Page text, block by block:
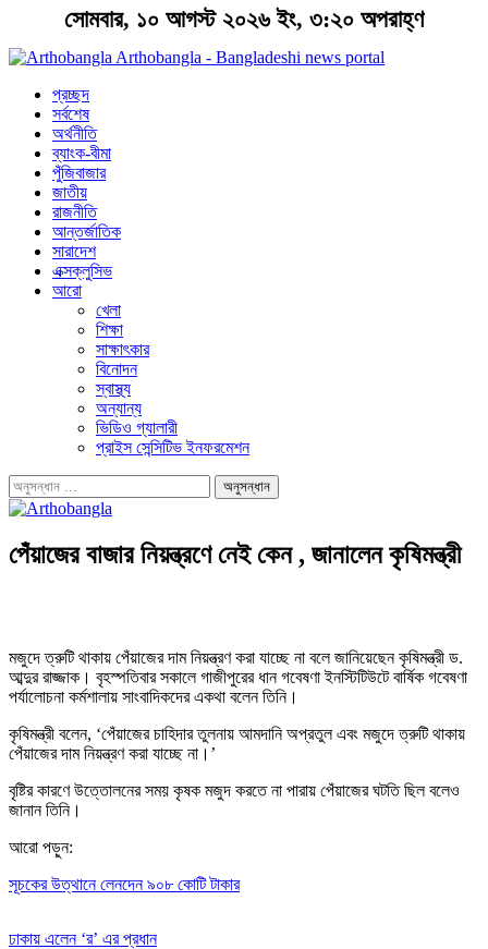
সোমবার, ১০ আগস্ট ২০২৬ ইং, ৩:২০ অপরাহ্ণ
Arthobangla - Bangladeshi news portal
প্রচ্ছদ
সর্বশেষ
অর্থনীতি
ব্যাংক-বীমা
পুঁজিবাজার
জাতীয়
রাজনীতি
আন্তর্জাতিক
সারাদেশ
এক্সক্লুসিভ
আরো
খেলা
শিক্ষা
সাক্ষাৎকার
বিনোদন
স্বাস্থ্য
অন্যান্য
ভিডিও গ্যালারী
প্রাইস সেন্সিটিভ ইনফরমেশন
পেঁয়াজের বাজার নিয়ন্ত্রণে নেই কেন , জানালেন কৃষিমন্ত্রী
মজুদে ত্রুটি থাকায় পেঁয়াজের দাম নিয়ন্ত্রণ করা যাচ্ছে না বলে জানিয়েছেন কৃষিমন্ত্রী ড.
আব্দুর রাজ্জাক। বৃহস্পতিবার সকালে গাজীপুরের ধান গবেষণা ইনস্টিটিউটে বার্ষিক গবেষণা
পর্যালোচনা কর্মশালায় সাংবাদিকদের একথা বলেন তিনি।
কৃষিমন্ত্রী বলেন, ‘পেঁয়াজের চাহিদার তুলনায় আমদানি অপ্রতুল এবং মজুদে ত্রুটি থাকায়
পেঁয়াজের দাম নিয়ন্ত্রণ করা যাচ্ছে না।’
বৃষ্টির কারণে উত্তোলনের সময় কৃষক মজুদ করতে না পারায় পেঁয়াজের ঘটতি ছিল বলেও
জানান তিনি।
আরো পড়ুন:
সূচকের উত্থানে লেনদেন ৯০৮ কোটি টাকার
ঢাকায় এলেন ‘র’ এর প্রধান